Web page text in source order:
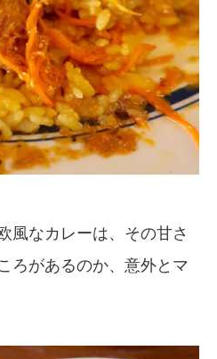
風なカレーは、その甘さ
ろがあるのか、意外とマ